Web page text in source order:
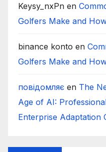
Keysy_nxPn en
Golfers Make and
binance konto en
Golfers Make and
повідомляє en The
Age of AI:
Enterprise Adaptation